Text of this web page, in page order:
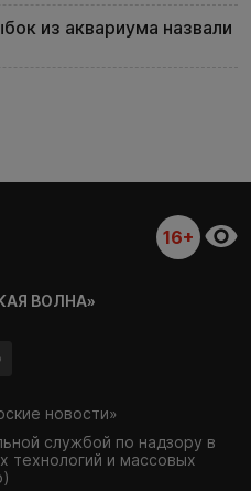
из аквариума назвали
16+
ВОЛНА»
новости»
службой по надзору в
технологий и массовых